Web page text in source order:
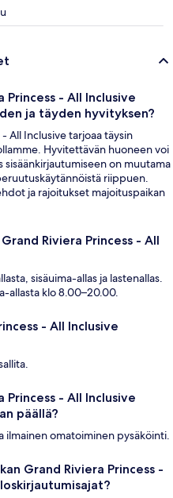
Princess - All Inclusive
ja täyden hyvityksen?
All Inclusive tarjoaa täysin
Hyvitettävän huoneen voi
sisäänkirjautumiseen on muutama
riippuen.
ja rajoitukset majoituspaikan
Riviera Princess - All
sisäuima-allas ja lastenallas.
allasta klo 8.00–20.00.
- All Inclusive
Princess - All Inclusive
päällä?
ilmainen omatoiminen pysäköinti.
Grand Riviera Princess -